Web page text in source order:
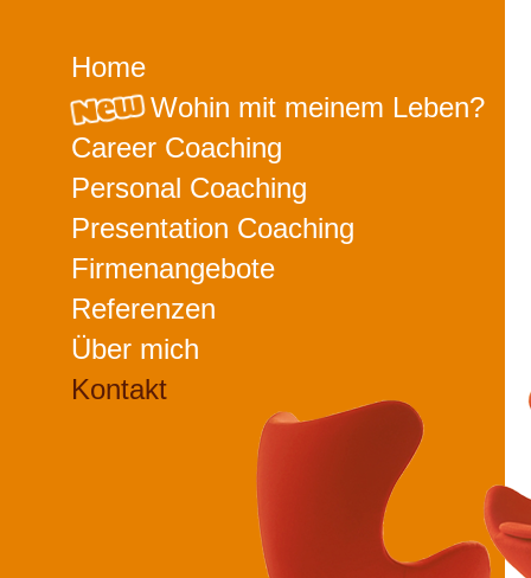
Home
Wohin mit meinem Leben?
Career Coaching
Personal Coaching
Presentation Coaching
Firmenangebote
Referenzen
Über mich
Kontakt